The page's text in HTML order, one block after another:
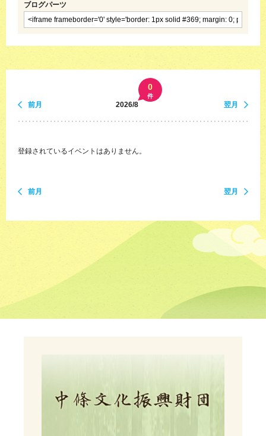
ブログパーツ
前月 2026/8
0
件
翌月
登録されているイベントはありません。
前月 翌月